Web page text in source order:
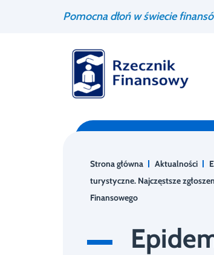
Pomocna dłoń w świecie
Strona główna Aktualności
turystyczne. Najczęstsze
Finansowego